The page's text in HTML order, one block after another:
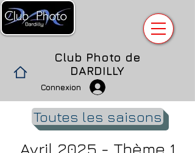
Club Photo de
DARDILLY
Connexion
Toutes les saisons
Avril 2025 - Thème 1